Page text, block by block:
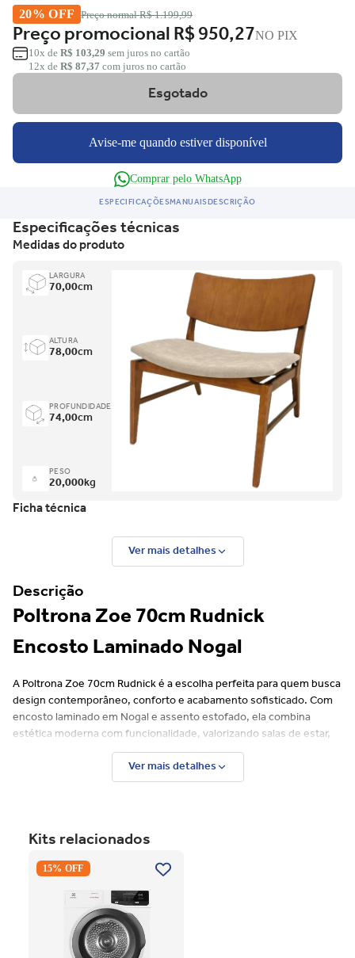
20% OFF Preço normalR$ 1.199,99
Preço promocionalR$ 950,27NO PIX
10x de R$ 103,29 sem juros no cartão
12x de R$ 87,37 com juros no cartão
Esgotado
Avise-me quando estiver disponível
Comprar pelo WhatsApp
ESPECIFICAÇÕESMANUAISDESCRIÇÃO
Especificações técnicas
Medidas do produto
LARGURA
70,00cm
ALTURA
78,00cm
PROFUNDIDADE
74,00cm
PESO
20,000kg
Ficha técnica
Ver mais detalhes
Descrição
Poltrona Zoe 70cm Rudnick
Encosto Laminado Nogal
A Poltrona Zoe 70cm Rudnick é a escolha perfeita para quem busca
design contemporâneo, conforto e acabamento sofisticado. Com
encosto laminado em Nogal e assento estofado, ela combina
estética moderna com funcionalidade, valorizando salas de estar,
recepções, escritórios e ambientes corporativos.
Seu visual elegante harmoniza facilmente com diferentes estilos
Destaques do Produto
Design moderno e elegante
Assento estofado confortável
Estrutura resistente e durável
Ideal para salas de estar, recepções e ambientes comerciais
Produto de alta qualidade Rudnick
Ver mais detalhes
Kits relacionados
Premium Care 12Kg com
Branco 220V
15% OFF